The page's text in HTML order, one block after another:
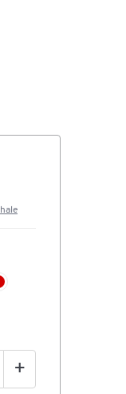
+